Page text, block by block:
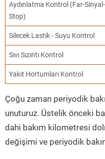
Aydınlatma Kontrol (Far-Sinyal-
Stop)
Silecek Lastik - Suyu Kontrol
Sıvı Sızıntı Kontrol
Yakıt Hortumları Kontrol
Çoğu zaman periyodik
unuturuz. Üstelik önceki
dahi bakım kilometresi
değişimi ve periyodik